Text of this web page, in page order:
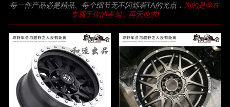
每一件产品必是精品、每个细节无不闪烁着TA的光点， 为的是坐在
专属于你的座驾，再无他求!